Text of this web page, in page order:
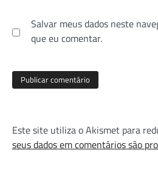
Salvar meus dados neste
que eu comentar.
Este site utiliza o Akismet para
seus dados em comentários são